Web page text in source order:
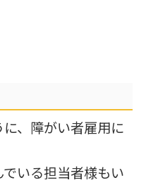
、障がい者雇用に
いる担当者様もい